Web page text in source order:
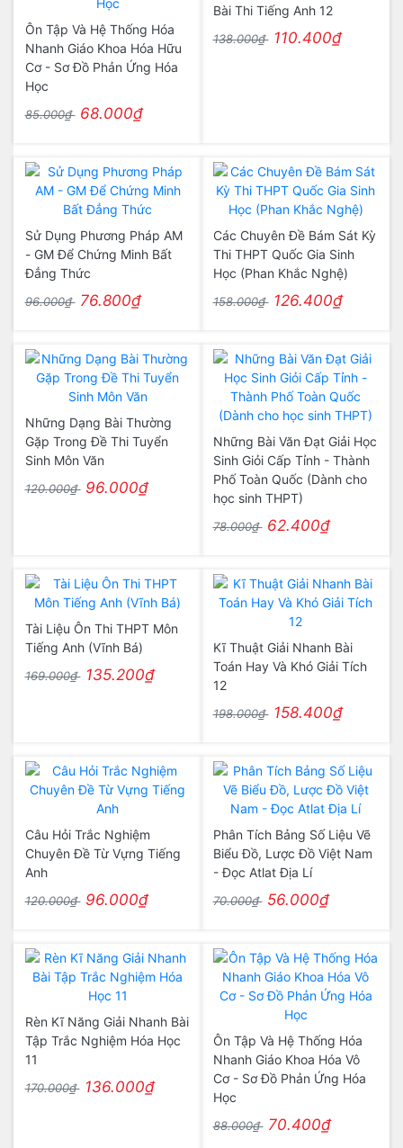
Ôn Tập Và Hệ Thống Hóa
Nhanh Giáo Khoa Hóa Hữu
Cơ - Sơ Đồ Phản Ứng Hóa
Học
85.000₫ 68.000₫
Bài Thi Tiếng Anh 12
138.000₫ 110.400₫
Sử Dụng Phương Pháp AM
- GM Để Chứng Minh Bất
Đẳng Thức
96.000₫ 76.800₫
Các Chuyên Đề Bám Sát Kỳ
Thi THPT Quốc Gia Sinh
Học (Phan Khắc Nghệ)
158.000₫ 126.400₫
Những Dạng Bài Thường
Gặp Trong Đề Thi Tuyển
Sinh Môn Văn
120.000₫ 96.000₫
Những Bài Văn Đạt Giải Học
Sinh Giỏi Cấp Tỉnh - Thành
Phố Toàn Quốc (Dành cho
học sinh THPT)
78.000₫ 62.400₫
Tài Liệu Ôn Thi THPT Môn
Tiếng Anh (Vĩnh Bá)
169.000₫ 135.200₫
Kĩ Thuật Giải Nhanh Bài
Toán Hay Và Khó Giải Tích
12
198.000₫ 158.400₫
Câu Hỏi Trắc Nghiệm
Chuyên Đề Từ Vựng Tiếng
Anh
120.000₫ 96.000₫
Phân Tích Bảng Số Liệu Vẽ
Biểu Đồ, Lược Đồ Việt Nam
- Đọc Atlat Địa Lí
70.000₫ 56.000₫
Rèn Kĩ Năng Giải Nhanh Bài
Tập Trắc Nghiệm Hóa Học
11
170.000₫ 136.000₫
Ôn Tập Và Hệ Thống Hóa
Nhanh Giáo Khoa Hóa Vô
Cơ - Sơ Đồ Phản Ứng Hóa
Học
88.000₫ 70.400₫